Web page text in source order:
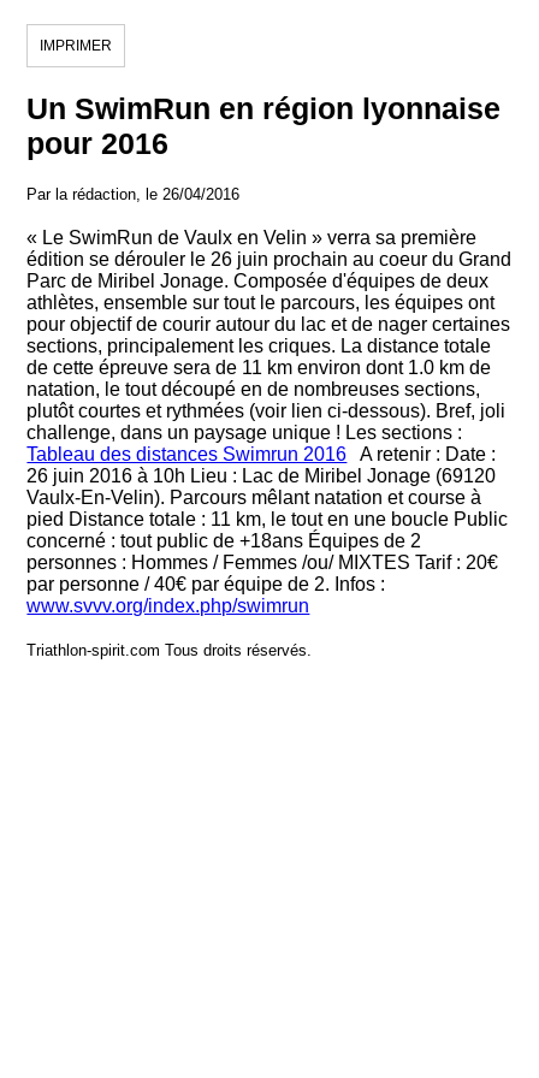
IMPRIMER
Un SwimRun en région lyonnaise
pour 2016
Par la rédaction, le 26/04/2016
« Le SwimRun de Vaulx en Velin » verra sa première
édition se dérouler le 26 juin prochain au coeur du Grand
Parc de Miribel Jonage. Composée d'équipes de deux
athlètes, ensemble sur tout le parcours, les équipes ont
pour objectif de courir autour du lac et de nager certaines
sections, principalement les criques. La distance totale
de cette épreuve sera de 11 km environ dont 1.0 km de
natation, le tout découpé en de nombreuses sections,
plutôt courtes et rythmées (voir lien ci-dessous). Bref, joli
challenge, dans un paysage unique ! Les sections :
Tableau des distances Swimrun 2016 A retenir : Date :
26 juin 2016 à 10h Lieu : Lac de Miribel Jonage (69120
Vaulx-En-Velin). Parcours mêlant natation et course à
pied Distance totale : 11 km, le tout en une boucle Public
concerné : tout public de +18ans Équipes de 2
personnes : Hommes / Femmes /ou/ MIXTES Tarif : 20€
par personne / 40€ par équipe de 2. Infos :
www.svvv.org/index.php/swimrun
Triathlon-spirit.com Tous droits réservés.